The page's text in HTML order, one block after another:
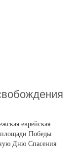
еврейская
Победы
Дню Спасения